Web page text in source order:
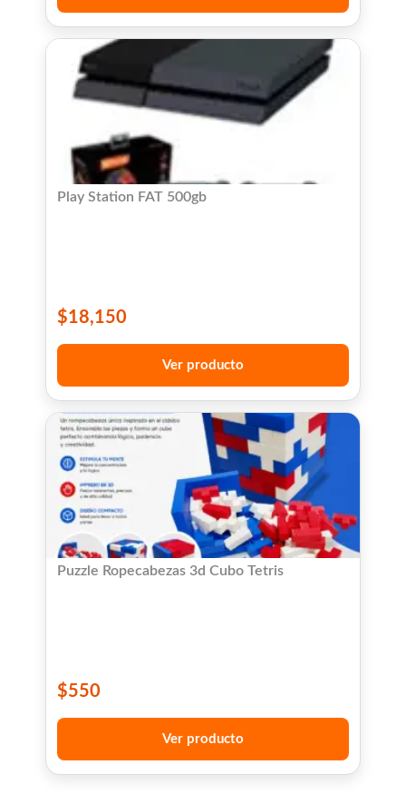
Play Station FAT 500gb
$18,150
Ver producto
Puzzle Ropecabezas 3d Cubo Tetris
$550
Ver producto